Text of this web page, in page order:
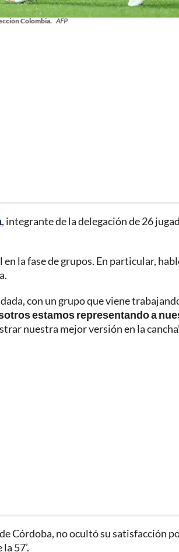
Colombia. AFP
, integrante de la delegación de 26
la fase de grupos. En particular,
con un grupo que viene
estamos representando a
nuestra mejor versión en la
Córdoba, no ocultó su satisfacción
57’.